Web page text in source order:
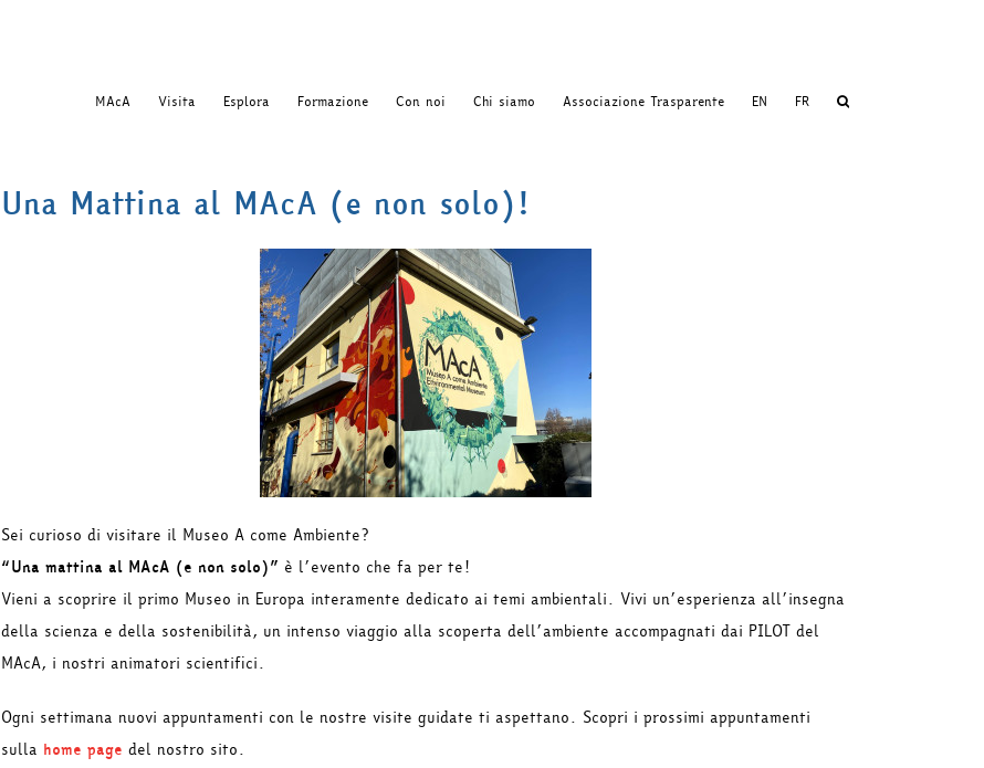
MAcA Visita Esplora Formazione Con noi Chi siamo Associazione Trasparente EN FR
Una Mattina al MAcA (e non solo)!
Sei curioso di visitare il Museo A come Ambiente?
“Una mattina al MAcA (e non solo)” è l’evento che fa per te!
Vieni a scoprire il primo Museo in Europa interamente dedicato ai temi ambientali. Vivi un’esperienza all’insegna
della scienza e della sostenibilità, un intenso viaggio alla scoperta dell’ambiente accompagnati dai PILOT del
MAcA, i nostri animatori scientifici.
Ogni settimana nuovi appuntamenti con le nostre visite guidate ti aspettano. Scopri i prossimi appuntamenti
sulla home page del nostro sito.